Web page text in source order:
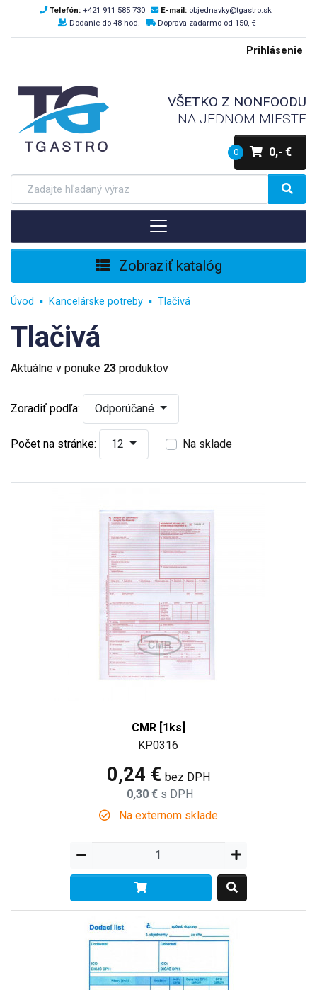
Telefón: +421 911 585 730 E-mail: objednavky@tgastro.sk
Dodanie do 48 hod.
Doprava zadarmo od 150,-€
Prihlásenie
VŠETKO Z NONFOODU
NA JEDNOM MIESTE
0 0,- €
Zobraziť katalóg
Úvod Kancelárske potreby Tlačivá
Tlačivá
Aktuálne v ponuke 23 produktov
Zoradiť podľa: Odporúčané
Počet na stránke: 12 Na sklade
CMR [1ks]
KP0316
0,24 € bez DPH
0,30 € s DPH
Na externom sklade